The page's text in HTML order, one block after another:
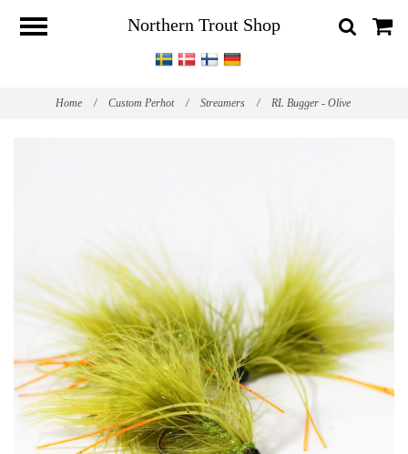
Northern Trout Shop
Home / Custom Perhot / Streamers / RL Bugger - Olive